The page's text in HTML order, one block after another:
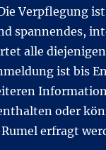
Verpflegung ist
spannendes,
alle
ist bis
oder
erfragt